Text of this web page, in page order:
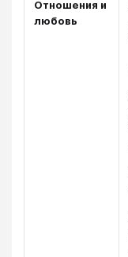
Отношения и
любовь